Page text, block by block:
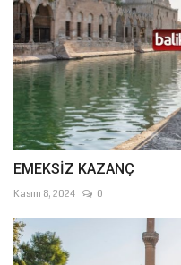
EMEKSİZ KAZANÇ
Kasım 8, 2024 0